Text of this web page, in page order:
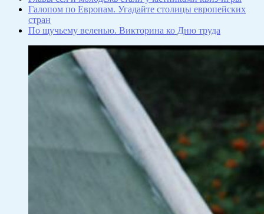
Галопом по Европам. Угадайте столицы европейских
стран
По щучьему веленью. Викторина ко Дню труда